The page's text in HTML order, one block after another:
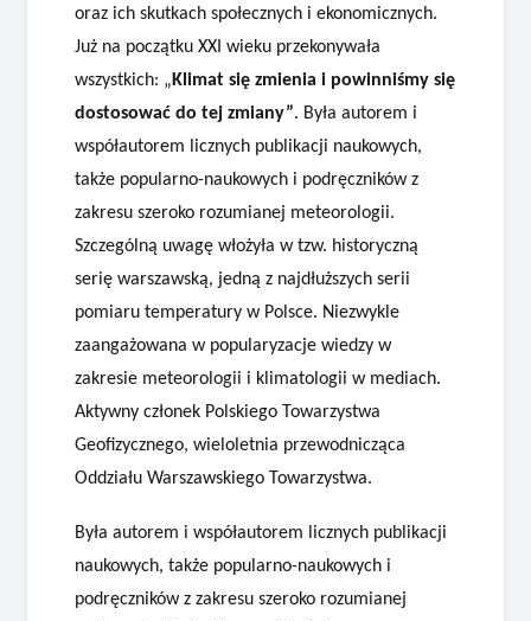
oraz ich skutkach społecznych i ekonomicznych.
Już na początku XXI wieku przekonywała
wszystkich: „Klimat się zmienia i powinniśmy się
dostosować do tej zmiany”. Była autorem i
współautorem licznych publikacji naukowych,
także popularno-naukowych i podręczników z
zakresu szeroko rozumianej meteorologii.
Szczególną uwagę włożyła w tzw. historyczną
serię warszawską, jedną z najdłuższych serii
pomiaru temperatury w Polsce. Niezwykle
zaangażowana w popularyzacje wiedzy w
zakresie meteorologii i klimatologii w mediach.
Aktywny członek Polskiego Towarzystwa
Geofizycznego, wieloletnia przewodnicząca
Oddziału Warszawskiego Towarzystwa.
Była autorem i współautorem licznych publikacji
naukowych, także popularno-naukowych i
podręczników z zakresu szeroko rozumianej